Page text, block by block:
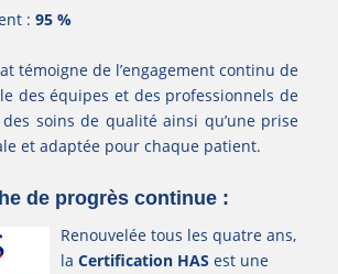
: 95 %
témoigne de l’engagement continu de
des équipes et des professionnels de
soins de qualité ainsi qu’une prise
et adaptée pour chaque patient.
de progrès continue :
Renouvelée tous les quatre ans,
la Certification HAS est une